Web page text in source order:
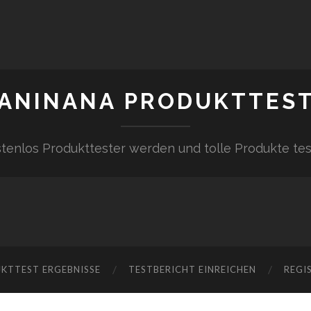
Produkttester werden und tolle Produkte
ERGEBNISSE TESTBERICHT EINREICHEN